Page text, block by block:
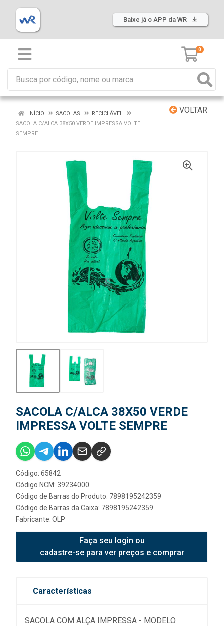
Baixe já o APP da WR
0
VOLTAR
INÍCIO SACOLAS
RECICLÁVEL
SACOLA C/ALCA 38X50 VERDE IMPRESSA VOLTE
SEMPRE
SACOLA C/ALCA 38X50 VERDE
IMPRESSA VOLTE SEMPRE
Código: 65842
Código NCM: 39234000
Código de Barras do Produto: 7898195242359
Código de Barras da Caixa: 7898195242359
Fabricante: OLP
Faça seu login ou
cadastre-se para ver preços e comprar
Características
SACOLA COM ALÇA IMPRESSA - MODELO